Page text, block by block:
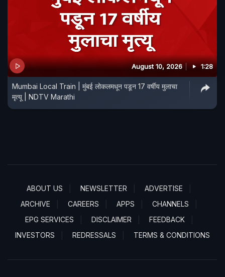
August 10, 2026 1:28
Mumbai Local Train | मुंबई लोकलमधून पडून 17 वर्षीय मुलाचा
मृत्यू | NDTV Marathi
ABOUT US NEWSLETTER
ADVERTISE
ARCHIVE
CAREERS APPS
CHANNELS
EPG SERVICES
DISCLAIMER
FEEDBACK
INVESTORS
REDRESSALS TERMS & CONDITIONS